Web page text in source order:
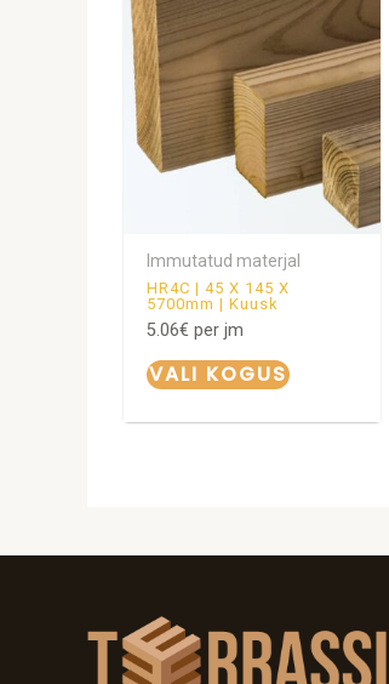
Immutatud materjal
HR4C | 45 X 145 X
5700mm | Kuusk
5.06€ per jm
VALI KOGUS